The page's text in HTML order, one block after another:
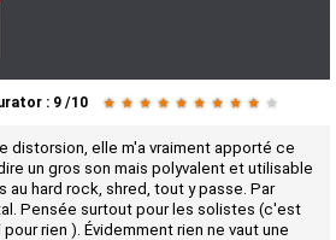
: 9 /10 ★ ★ ★ ★ ★ ★ ★ ★ ★ ★
distorsion, elle m'a vraiment apporté ce
un gros son mais polyvalent et utilisable
au hard rock, shred, tout y passe. Par
Pensée surtout pour les solistes (c'est
rien ). Évidemment rien ne vaut une